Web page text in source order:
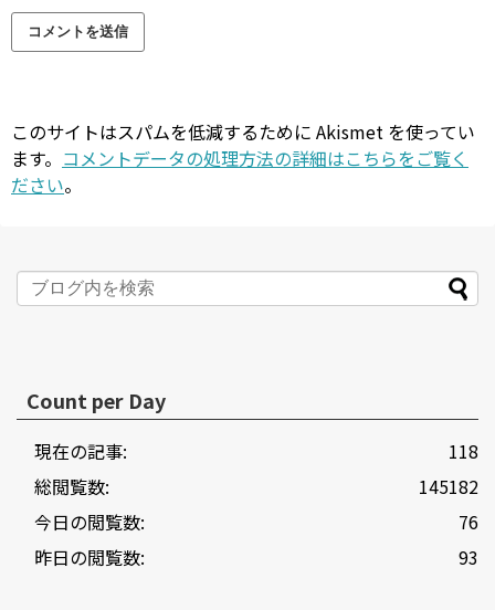
このサイトはスパムを低減するために Akismet を使ってい
ます。 コメントデータの処理方法の詳細はこちらをご覧く
ださい。
Count per Day
118
現在の記事:
145182
総閲覧数:
76
今日の閲覧数:
93
昨日の閲覧数: